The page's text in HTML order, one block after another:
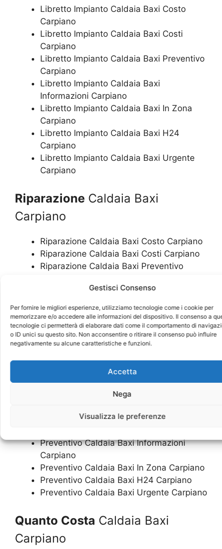
Gestisci Consenso
Per fornire le migliori esperienze, utilizziamo tecnologie come i cookie per
memorizzare e/o accedere alle informazioni del dispositivo. Il consenso a
tecnologie ci permetterà di elaborare dati come il comportamento di
o ID unici su questo sito. Non acconsentire o ritirare il consenso può influire
negativamente su alcune caratteristiche e funzioni.
Accetta
Nega
Visualizza le preferenze
Libretto Impianto Caldaia Baxi Costo
Carpiano
Libretto Impianto Caldaia Baxi Costi
Carpiano
Libretto Impianto Caldaia Baxi Preventivo
Carpiano
Libretto Impianto Caldaia Baxi
Informazioni Carpiano
Libretto Impianto Caldaia Baxi In Zona
Carpiano
Libretto Impianto Caldaia Baxi H24
Carpiano
Libretto Impianto Caldaia Baxi Urgente
Carpiano
Riparazione Caldaia Baxi
Carpiano
Riparazione Caldaia Baxi Costo Carpiano
Riparazione Caldaia Baxi Costi Carpiano
Riparazione Caldaia Baxi Preventivo
Riparazione Caldaia Baxi Informazioni
Carpiano
Riparazione Caldaia Baxi In Zona
Carpiano
Riparazione Caldaia Baxi H24 Carpiano
Caldaia Baxi Carpiano
Preventivo Caldaia Baxi Costo Carpiano
Preventivo Caldaia Baxi Informazioni
Carpiano
Preventivo Caldaia Baxi In Zona Carpiano
Preventivo Caldaia Baxi H24 Carpiano
Preventivo Caldaia Baxi Urgente Carpiano
Quanto Costa Caldaia Baxi
Carpiano